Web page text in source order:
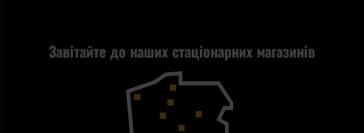
Завітайте до наших стаціонарних магазинів
Повернення товару
Blackout - що це таке?
Як працює маска від смогу?
Найкращі спальні мішки на осінь
Самозахист